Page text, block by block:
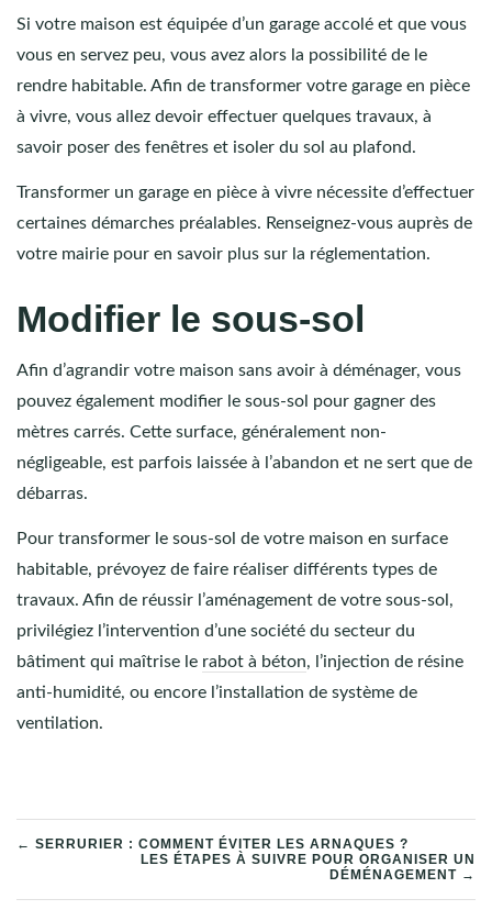
Si votre maison est équipée d’un garage accolé et que vous
vous en servez peu, vous avez alors la possibilité de le
rendre habitable. Afin de transformer votre garage en pièce
à vivre, vous allez devoir effectuer quelques travaux, à
savoir poser des fenêtres et isoler du sol au plafond.
Transformer un garage en pièce à vivre nécessite d’effectuer
certaines démarches préalables. Renseignez-vous auprès de
votre mairie pour en savoir plus sur la réglementation.
Modifier le sous-sol
Afin d’agrandir votre maison sans avoir à déménager, vous
pouvez également modifier le sous-sol pour gagner des
mètres carrés. Cette surface, généralement non-
négligeable, est parfois laissée à l’abandon et ne sert que de
débarras.
Pour transformer le sous-sol de votre maison en surface
habitable, prévoyez de faire réaliser différents types de
travaux. Afin de réussir l’aménagement de votre sous-sol,
privilégiez l’intervention d’une société du secteur du
bâtiment qui maîtrise le rabot à béton, l’injection de résine
anti-humidité, ou encore l’installation de système de
ventilation.
NAVIGATION
DE
← SERRURIER : COMMENT ÉVITER LES ARNAQUES ?
LES ÉTAPES À SUIVRE POUR ORGANISER UN
DÉMÉNAGEMENT →